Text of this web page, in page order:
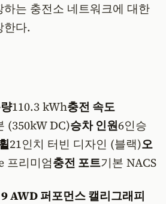
는 충전소 네트워크에 대한
한다.
110.3 kWh충전 속도
(350kW DC)승차 인원6인승
21인치 터빈 디자인 (블랙)오
프리미엄충전 포트기본 NACS
AWD 퍼포먼스 캘리그래피